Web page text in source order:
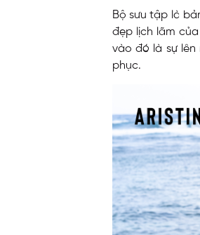
Bộ sưu tập là
đẹp lịch lãm
vào đó là sự
phục.